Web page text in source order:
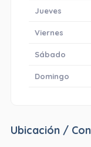
Jueves
Viernes
Sábado
Domingo
Ubicación /